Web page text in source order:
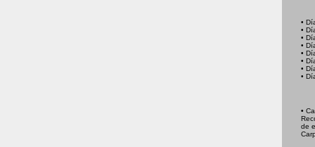
•
•
•
•
•
•
•
•
•
de